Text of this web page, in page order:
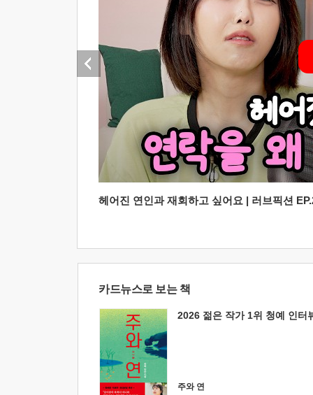
헤어진 연인과 재회하고 싶어요 | 러브픽션
카드뉴스로 보는 책
2026 젊은 작가 1위 청예 인터
주와 연